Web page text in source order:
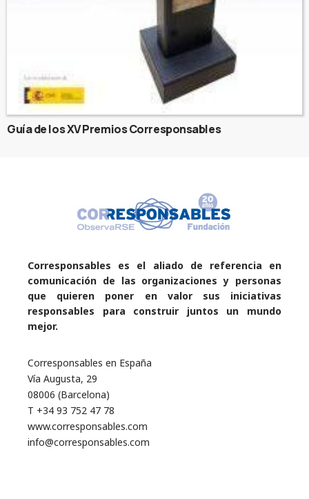
Guía de los XV Premios Corresponsables
Corresponsables es el aliado de referencia en
comunicación de las organizaciones y personas
que quieren poner en valor sus iniciativas
responsables para construir juntos un mundo
mejor.
Corresponsables en España
Vía Augusta, 29
08006 (Barcelona)
T +34 93 752 47 78
www.corresponsables.com
info@corresponsables.com